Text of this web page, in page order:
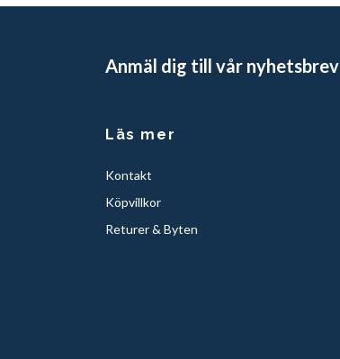
Anmäl dig till vår nyhetsbrev
Läs mer
Kontakt
Köpvillkor
Returer & Byten